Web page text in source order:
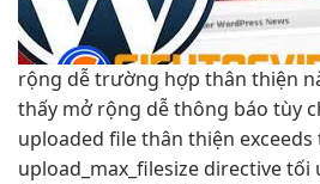
rộng dễtrường hợp thân thiện
thấy mở rộng dễthông báo tùy
uploaded filethân thiện exceeds
upload_max_filesize directivetối